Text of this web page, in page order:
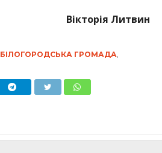
Вікторія Литвин
БІЛОГОРОДСЬКА ГРОМАДА